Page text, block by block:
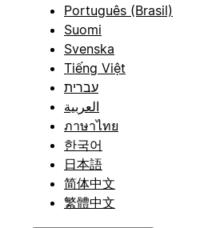
Português (Brasil)
Suomi
Svenska
Tiếng Việt
עברית
العربية
ภาษาไทย
한국어
日本語
简体中文
繁體中文